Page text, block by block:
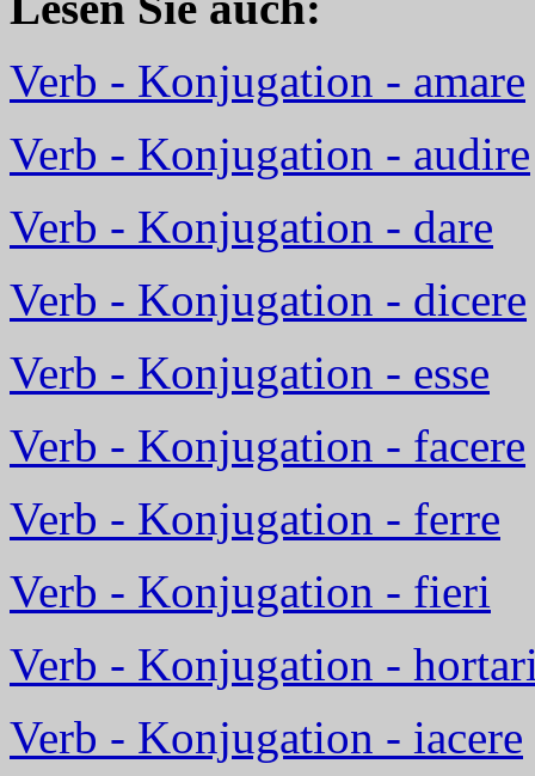
Verb - Konjugation - amare
Verb - Konjugation - audire
Verb - Konjugation - dare
Verb - Konjugation - dicere
Verb - Konjugation - esse
Verb - Konjugation - facere
Verb - Konjugation - ferre
Verb - Konjugation - fieri
Verb - Konjugation -
Verb - Konjugation - iacere